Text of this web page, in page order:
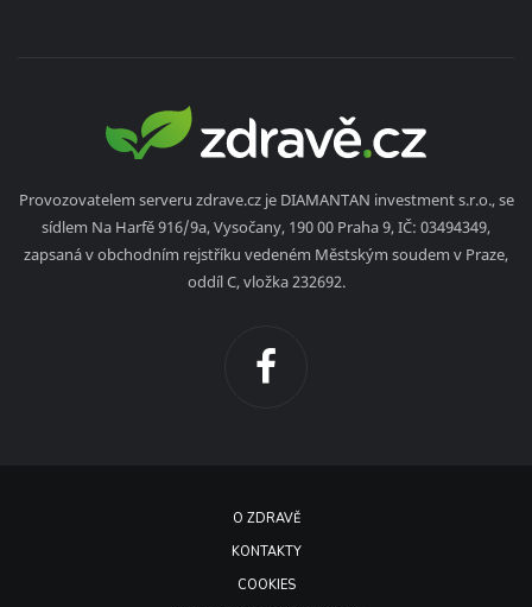
Provozovatelem serveru zdrave.cz je DIAMANTAN investment s.r.o., se
sídlem Na Harfě 916/9a, Vysočany, 190 00 Praha 9, IČ: 03494349,
zapsaná v obchodním rejstříku vedeném Městským soudem v Praze,
oddíl C, vložka 232692.
O ZDRAVĚ
KONTAKTY
COOKIES